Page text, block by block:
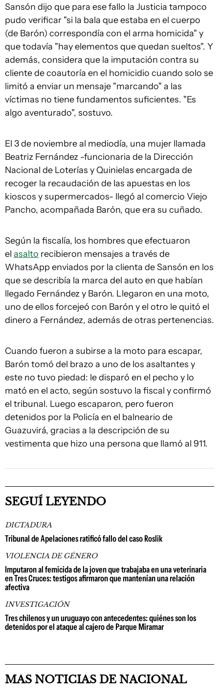
Sansón dijo que para ese fallo la Justicia tampoco
pudo verificar "si la bala que estaba en el cuerpo
(de Barón) correspondía con el arma homicida" y
que todavía "hay elementos que quedan sueltos". Y
además, considera que la imputación contra su
cliente de coautoría en el homicidio cuando solo se
limitó a enviar un mensaje "marcando" a las
víctimas no tiene fundamentos suficientes. "Es
algo aventurado", sostuvo.
El 3 de noviembre al mediodía, una mujer llamada
Beatriz Fernández -funcionaria de la Dirección
Nacional de Loterías y Quinielas encargada de
recoger la recaudación de las apuestas en los
kioscos y supermercados- llegó al comercio Viejo
Pancho, acompañada Barón, que era su cuñado.
Según la fiscalía, los hombres que efectuaron
el asalto recibieron mensajes a través de
WhatsApp enviados por la clienta de Sansón en los
que se describía la marca del auto en que habían
llegado Fernández y Barón. Llegaron en una moto,
uno de ellos forcejeó con Barón y el otro le quitó el
dinero a Fernández, además de otras pertenencias.
Cuando fueron a subirse a la moto para escapar,
Barón tomó del brazo a uno de los asaltantes y
este no tuvo piedad: le disparó en el pecho y lo
mató en el acto, según sostuvo la fiscal y confirmó
el tribunal. Luego escaparon, pero fueron
detenidos por la Policía en el balneario de
Guazuvirá, gracias a la descripción de su
vestimenta que hizo una persona que llamó al 911.
SEGUÍ LEYENDO
DICTADURA
Tribunal de Apelaciones ratificó fallo del caso Roslik
VIOLENCIA DE GÉNERO
Imputaron al femicida de la joven que trabajaba en una veterinaria
en Tres Cruces: testigos afirmaron que mantenían una relación
afectiva
INVESTIGACIÓN
Tres chilenos y un uruguayo con antecedentes: quiénes son los
detenidos por el ataque al cajero de Parque Miramar
MAS NOTICIAS DE NACIONAL